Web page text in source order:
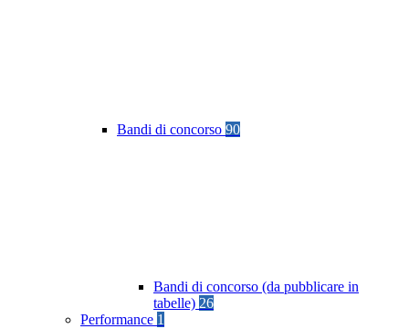
Bandi di concorso 90
Bandi di concorso (da pubblicare in
tabelle) 26
Performance 1